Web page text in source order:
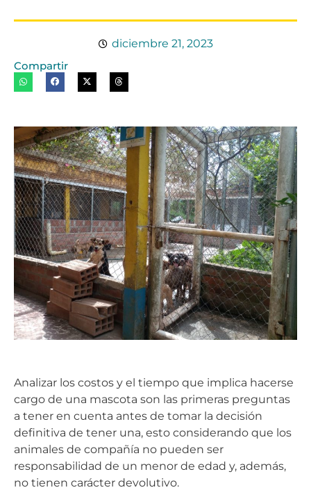
diciembre 21, 2023
Compartir
Analizar los costos y el tiempo que implica hacerse
cargo de una mascota son las primeras preguntas
a tener en cuenta antes de tomar la decisión
definitiva de tener una, esto considerando que los
animales de compañía no pueden ser
responsabilidad de un menor de edad y, además,
no tienen carácter devolutivo.